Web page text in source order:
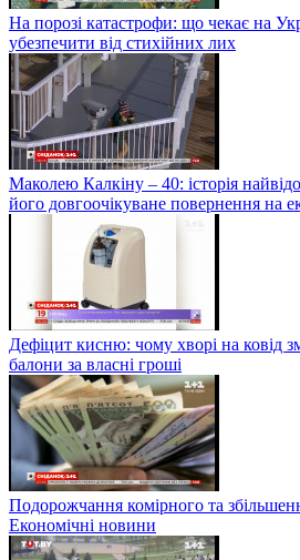
На порозі катастрофи: що чекає на
убезпечити від стихійних лих
Маколею Калкіну – 40: історія
його довгоочікуване повернення на
Дефіцит кисню: чому хворі на ковід
балони за власні гроші
Подорожчання комірного та
Економічні новини